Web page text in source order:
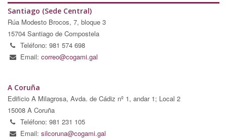
Santiago (Sede Central)
Rúa Modesto Brocos, 7, bloque 3
15704 Santiago de Compostela
Teléfono: 981 574 698
Email: correo@cogami.gal
A Coruña
Edificio A Milagrosa, Avda. de Cádiz nº 1, andar 1; Local 2
15008 A Coruña
Teléfono: 981 231 105
Email: silcoruna@cogami.gal